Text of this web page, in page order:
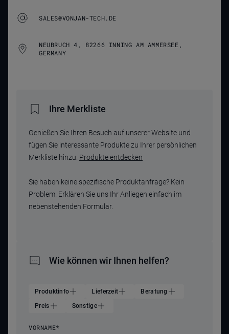
SALES@VONJAN-TECH.DE
NEUBRUCH 4, 82266 INNING AM AMMERSEE,
GERMANY
Ihre Merkliste
Genießen Sie Ihren Besuch auf unserer Website und
fügen Sie interessante Produkte zu Ihrer persönlichen
Merkliste hinzu. Produkte entdecken
Sie haben keine spezifische Produktanfrage? Kein
Problem. Erklären Sie uns Ihr Anliegen einfach im
nebenstehenden Formular.
Wie können wir Ihnen helfen?
Produktinfo Lieferzeit
Beratung
Preis
Sonstige
VORNAME*